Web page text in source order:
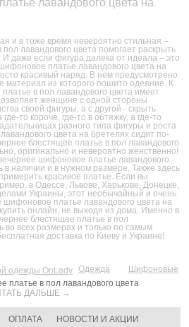
лавандового цвета на
и в тоже время невероятно стильная –
лавандового цвета помогает раскрыть
даже если фигура далека от идеала – это
платье лавандового цвета на
красивый наряд. В нем предусмотрено
материал из которого пошито одеяние. К
в пол лавандового цвета имеет
женщине с одной стороны
своей фигуры, а с другой - скрыть
то короче, где-то в обтяжку, а где-то
разного типа фигуры и роста
цвета на бретелях сидит по-
блестящее платье в пол лавандового
оригинально и невероятно женственно!
шифоновое платье лавандового
в наличии и в нужном размере. Также здесь
красивое платье. Если вы
в Одессе, Львове, Харькове, Донецке,
Украины, этот необычайный и очень
шифоновое платье лавандового цвета на
онлайн, не выходя из дома. Именно в
блестящее платье в пол
во всех размерах и только по самым
доставка по Киеву и Украине!
ДАЛЬШЕ →
Одежда
Шифоновые
платье в пол лавандового цвета
ОПЛАТА
НОВОСТИ И АКЦИИ